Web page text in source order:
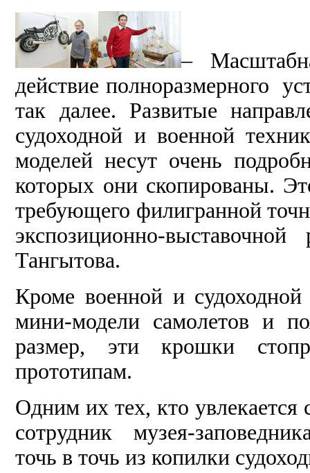
–
действие полноразмерного
так далее. Развитые
судоходной и военной
моделей несут очень
которых они скопированы.
требующего филигранной
экспозиционно-
Тангытова.
Кроме военной и
мини-модели самолетов и
размер, эти крошки
прототипам.
Одним их тех, кто увлекается
сотрудник музея-
точь в точь из копилки